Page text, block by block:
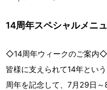
14周年スペシャルメニ
◇14周年ウィークのご案内◇
皆様に支えられて14年とい
周年を記念して、7月29日～